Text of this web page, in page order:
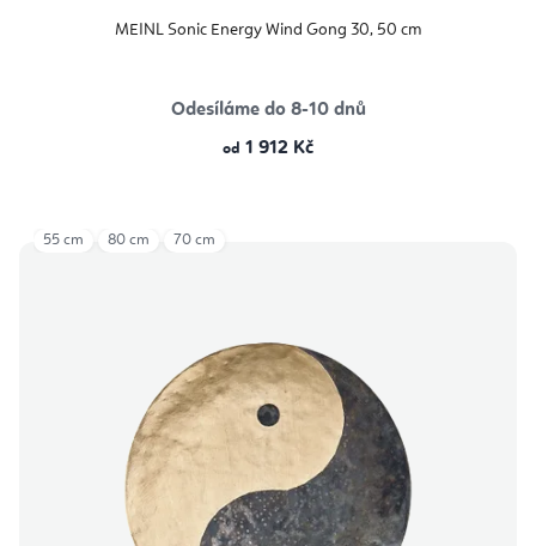
MEINL Sonic Energy Wind Gong 30, 50 cm
Odesíláme do 8-10 dnů
od 1 912 Kč
55 cm 80 cm 70 cm